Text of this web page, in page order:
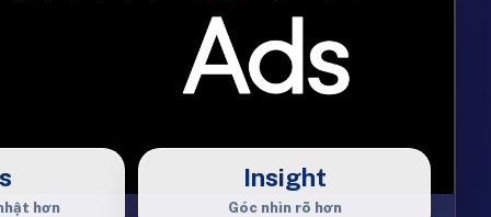
hơn
Insight
Góc nhìn rõ hơn